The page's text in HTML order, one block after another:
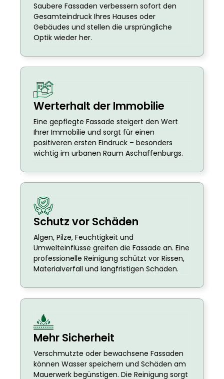
Saubere Fassaden verbessern sofort den
Gesamteindruck Ihres Hauses oder
Gebäudes und stellen die ursprüngliche
Optik wieder her.
Werterhalt der Immobilie
Eine gepflegte Fassade steigert den Wert
Ihrer Immobilie und sorgt für einen
positiveren ersten Eindruck – besonders
wichtig im urbanen Raum Aschaffenburgs.
Schutz vor Schäden
Algen, Pilze, Feuchtigkeit und
Umwelteinflüsse greifen die Fassade an. Eine
professionelle Reinigung schützt vor Rissen,
Materialverfall und langfristigen Schäden.
Mehr Sicherheit
Verschmutzte oder bewachsene Fassaden
können Wasser speichern und Schäden am
Mauerwerk begünstigen. Die Reinigung sorgt